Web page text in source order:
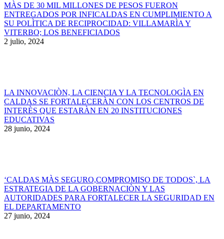
MÀS DE 30 MIL MILLONES DE PESOS FUERON
ENTREGADOS POR INFICALDAS EN CUMPLIMIENTO A
SU POLÌTICA DE RECIPROCIDAD: VILLAMARÌA Y
VITERBO; LOS BENEFICIADOS
2 julio, 2024
LA INNOVACIÒN, LA CIENCIA Y LA TECNOLOGÌA EN
CALDAS SE FORTALECERÀN CON LOS CENTROS DE
INTERÈS QUE ESTARÀN EN 20 INSTITUCIONES
EDUCATIVAS
28 junio, 2024
‘CALDAS MÀS SEGURO,COMPROMISO DE TODOS`, LA
ESTRATEGIA DE LA GOBERNACIÒN Y LAS
AUTORIDADES PARA FORTALECER LA SEGURIDAD EN
EL DEPARTAMENTO
27 junio, 2024